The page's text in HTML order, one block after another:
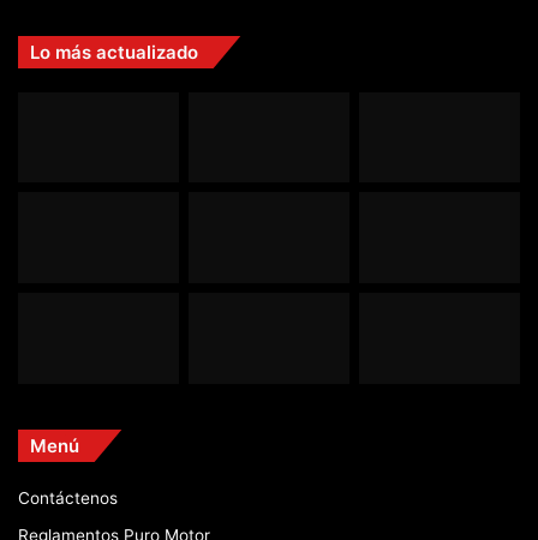
Lo más actualizado
Menú
Contáctenos
Reglamentos Puro Motor